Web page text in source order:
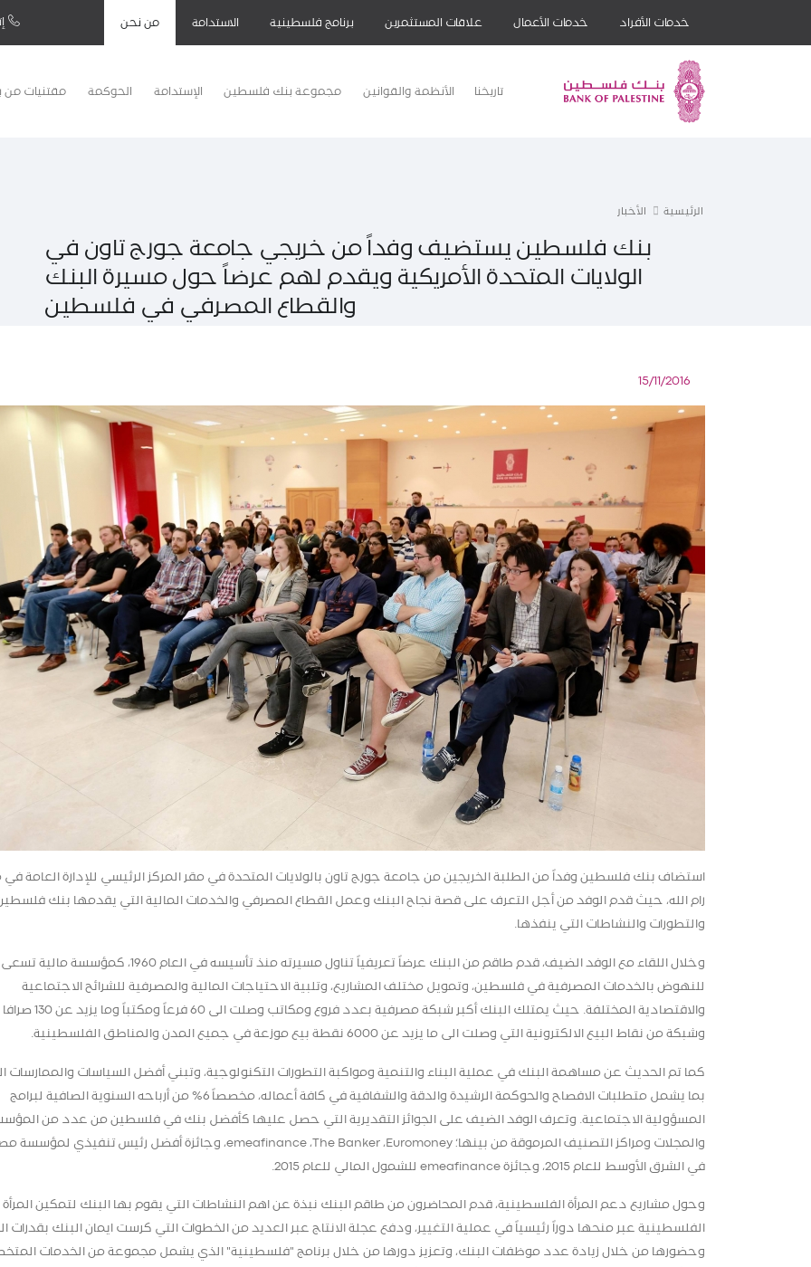
خدمات الأفراد خدمات الأعمال علاقات المستثمرين برنامج فلسطينية الاستدامة من نحن
تاريخنا الأنظمة والقوانين مجموعة بنك فلسطين الإستدامة الحوكمة مقتنيات
الرئيسية الأخبار
بنك فلسطين يستضيف وفداً من خريجي جامعة جورج تاون في
الولايات المتحدة الأمريكية ويقدم لهم عرضاً حول مسيرة البنك
والقطاع المصرفي في فلسطين
15/11/2016
استضاف بنك فلسطين وفداً من الطلبة الخريجين من جامعة جورج تاون بالولايات المتحدة في مقر المركز الرئيسي للإدارة العامة في
رام الله، حيث قدم الوفد من أجل التعرف على قصة نجاح البنك وعمل القطاع المصرفي والخدمات المالية التي يقدمها بنك
والتطورات والنشاطات التي ينفذها.
وخلال اللقاء مع الوفد الضيف، قدم طاقم من البنك عرضاً تعريفياً تناول مسيرته منذ تأسيسه في العام 1960، كمؤسسة مالية تسعى
للنهوض بالخدمات المصرفية في فلسطين، وتمويل مختلف المشاريع، وتلبية الاحتياجات المالية والمصرفية للشرائح الاجتماعية
والاقتصادية المختلفة. حيث يمتلك البنك أكبر شبكة مصرفية بعدد فروع
وشبكة من نقاط البيع الالكترونية التي وصلت الى ما يزيد عن 6000 نقطة بيع موزعة في جميع المدن والمناطق الفلسطينية.
كما تم الحديث عن مساهمة البنك في عملية البناء والتنمية ومواكبة التطورات التكنولوجية، وتبني أفضل السياسات والممارسات
بما يشمل متطلبات الافصاح والحوكمة الرشيدة والدقة والشفافية في كافة أعماله، مخصصاً 6% من أرباحه السنوية الصافية لبرامج
المسؤولية الاجتماعية. وتعرف الوفد الضيف على الجوائز التقديرية التي حصل عليها كأفضل بنك في فلسطين من عدد من
والمجلات ومراكز التصنيف المرموقة من بينها؛ Euromoney ، The Banker، emeafinance، وجائزة أفضل رئيس تنفيذي لمؤسسة
في الشرق الأوسط للعام 2015، وجائزة emeafinance للشمول المالي للعام 2015.
وحول مشاريع دعم المرأة الفلسطينية، قدم المحاضرون من طاقم البنك نبذة عن اهم النشاطات التي يقوم بها البنك لتمكين المرأة
الفلسطينية عبر منحها دوراً رئيسياً في عملية التغيير، ودفع عجلة الانتاج عبر العديد من الخطوات التي كرست ايمان البنك بقدرات
وحضورها من خلال زيادة عدد موظفات البنك، وتعزيز دورها من خلال برنامج "فلسطينية" الذي يشمل مجموعة من الخدمات